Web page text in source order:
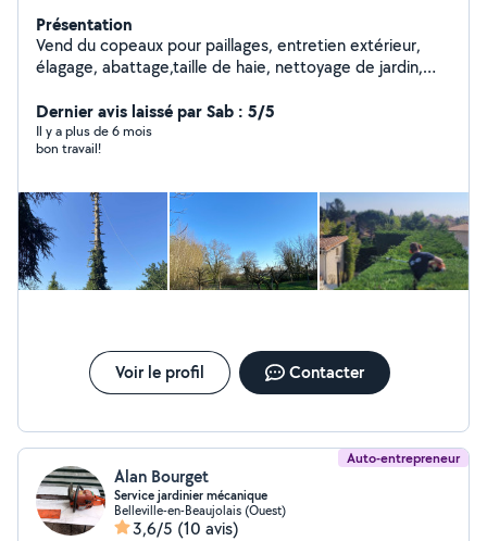
Présentation
Vend du copeaux pour paillages, entretien extérieur,
élagage, abattage,taille de haie, nettoyage de jardin,
autres
Dernier avis laissé par Sab : 5/5
Il y a plus de 6 mois
bon travail!
Voir le profil Contacter
Auto-entrepreneur
Alan Bourget
Service jardinier mécanique
Belleville-en-Beaujolais (Ouest)
3,6/5 (10 avis)